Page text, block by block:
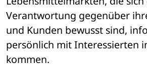
Verantwortung gegenüber
und Kunden bewusst sind,
persönlich mit Interessierten
kommen.